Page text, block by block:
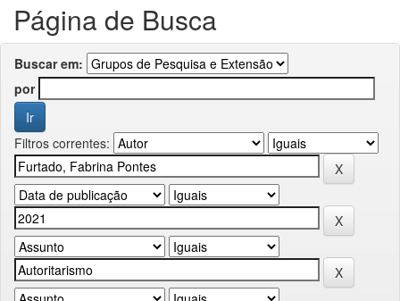
Página de Busca
Buscar em:
por
Filtros correntes: